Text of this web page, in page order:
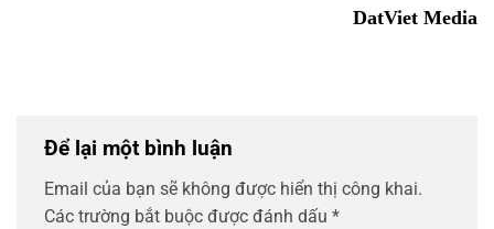
DatViet Media
Để lại một bình luận
Email của bạn sẽ không được hiển thị công khai.
Các trường bắt buộc được đánh dấu *